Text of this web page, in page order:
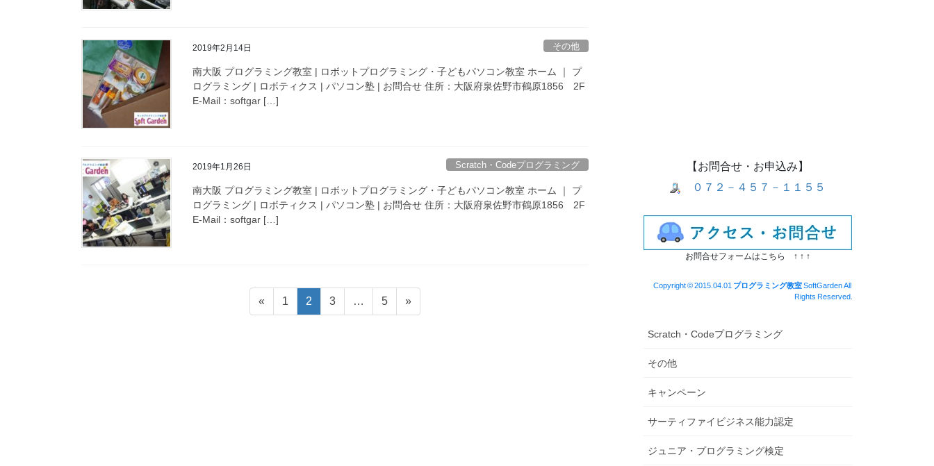
2019年2月14日 その他
南大阪 プログラミング教室 | ロボットプログラミング・子どもパソコン教室 ホーム ｜ プ
ログラミング | ロボティクス | パソコン塾 | お問合せ 住所：大阪府泉佐野市鶴原1856 2F
E-Mail：softgar […]
2019年1月26日 Scratch・Codeプログラミング
南大阪 プログラミング教室 | ロボットプログラミング・子どもパソコン教室 ホーム ｜ プ
ログラミング | ロボティクス | パソコン塾 | お問合せ 住所：大阪府泉佐野市鶴原1856 2F
E-Mail：softgar […]
«
固
定
1
固
定
2
固
定
3 …
固
定
5 »
【お問合せ・お申込み】
０７２－４５７－１１５５
お問合せフォームはこちら ↑ ↑ ↑
Copyright © 2015.04.01 プログラミング教室SoftGarden All
Rights Reserved.
Scratch・Codeプログラミング
その他
キャンペーン
サーティファイビジネス能力認定
ジュニア・プログラミング検定